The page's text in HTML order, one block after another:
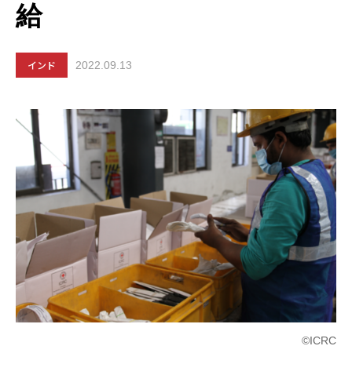
給
インド 2022.09.13
©ICRC